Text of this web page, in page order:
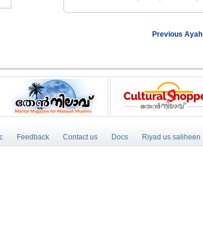
Previous Ayah
Feedback Contact us Docs Riyad us saliheen